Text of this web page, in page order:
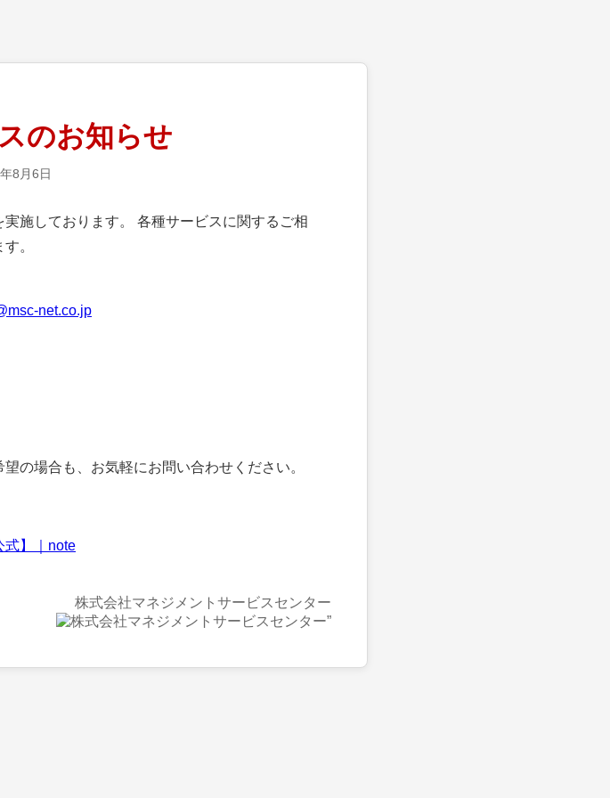
のお知らせ
8月6日
施しております。 各種サービスに関するご相
。
net.co.jp
の場合も、お気軽にお問い合わせください。
式】｜note
株式会社マネジメントサービスセンター